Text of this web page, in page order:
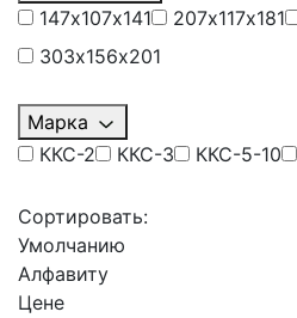
147х107х141
207х117х181
303х156х201
Марка
ККС-2
ККС-3 ККС-5-10
Сортировать:
Умолчанию
Алфавиту
Цене